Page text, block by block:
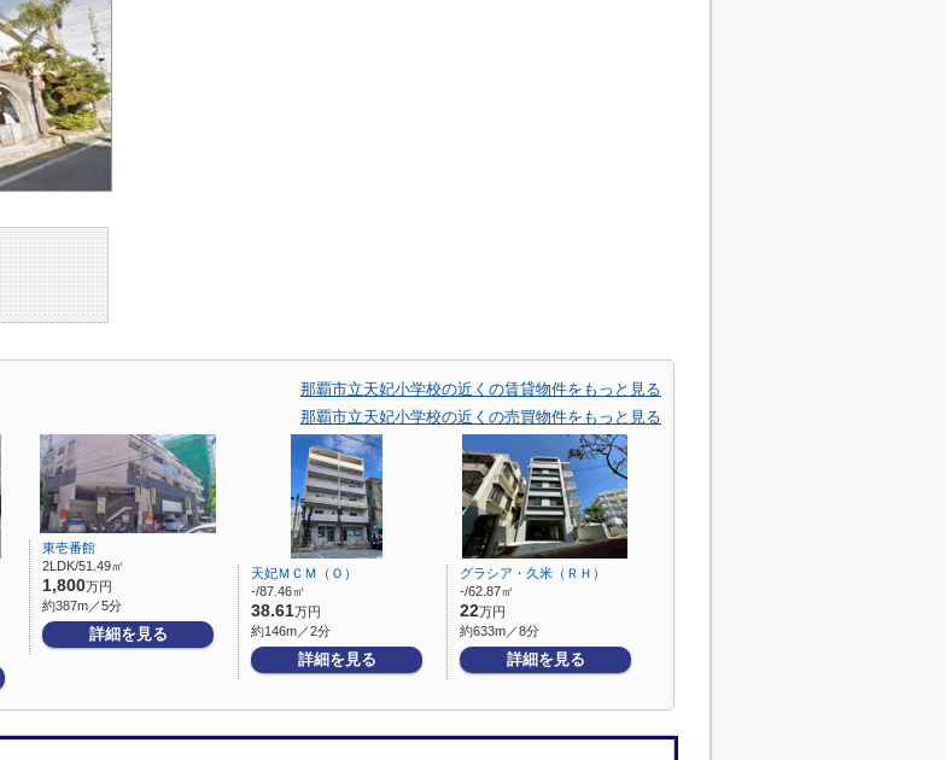
那覇市立天妃小学校の近くの賃貸物件をもっと見る
那覇市立天妃小学校の近くの売買物件をもっと見る
東壱番館
2LDK/51.49㎡
1,800万円
約387m／5分
詳細を見る
天妃ＭＣＭ（Ｏ）
-/87.46㎡
38.61万円
約146m／2分
詳細を見る
グラシア・久米（ＲＨ）
-/62.87㎡
22万円
約633m／8分
詳細を見る